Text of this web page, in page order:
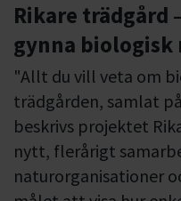
Rikare trädgård
gynna biologisk
"Allt du vill veta om
trädgården, samlat
beskrivs projektet
nytt, flerårigt
naturorganisationer